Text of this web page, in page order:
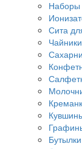
Наборы
Сита
Чайники
Бутылки